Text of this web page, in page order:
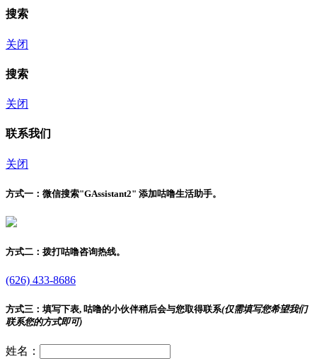
搜索
关闭
搜索
关闭
联系我们
关闭
方式一： 微信搜索"GAssistant2" 添加咕噜生活助手。
方式二： 拨打咕噜咨询热线。
(626) 433-8686
方式三： 填写下表, 咕噜的小伙伴稍后会与您取得联系(仅需填写您希望我们
联系您的方式即可)
姓名：